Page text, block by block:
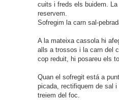
cuits i freds els buidem.
reservem.
Sofregim la carn sal-
A la mateixa cassola hi
alls a trossos i la carn del
cop reduit, hi posareu els
Quan el sofregit está a
picada, rectifiquem de sal
treiem del foc.